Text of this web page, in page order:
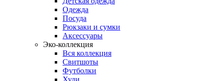
Одежда
Посуда
Рюкзаки и сумки
Аксессуары
Эко-коллекция
Вся коллекция
Свитшоты
Футболки
Худи